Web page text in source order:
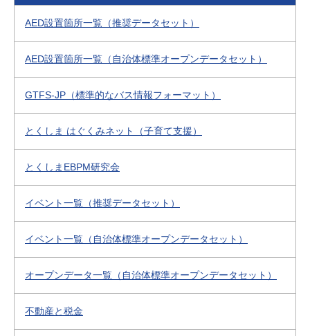
AED設置箇所一覧（推奨データセット）
AED設置箇所一覧（自治体標準オープンデータセット）
GTFS-JP（標準的なバス情報フォーマット）
とくしま はぐくみネット（子育て支援）
とくしまEBPM研究会
イベント一覧（推奨データセット）
イベント一覧（自治体標準オープンデータセット）
オープンデータ一覧（自治体標準オープンデータセット）
不動産と税金